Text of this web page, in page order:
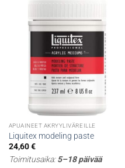
APUAINEET AKRYYLIVÄREILLE
Liquitex modeling paste
24,60€
Toimitusaika:5–18 päivää